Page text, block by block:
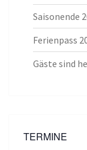
Saisonende
Ferienpass
Gäste sind
TERMINE